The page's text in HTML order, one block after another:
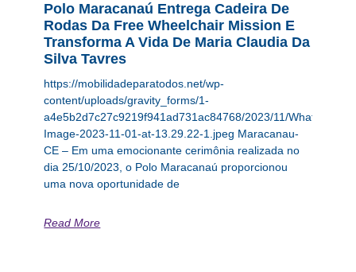
Polo Maracanaú Entrega Cadeira De
Rodas Da Free Wheelchair Mission E
Transforma A Vida De Maria Claudia Da
Silva Tavres
https://mobilidadeparatodos.net/wp-
content/uploads/gravity_forms/1-
a4e5b2d7c27c9219f941ad731ac84768/2023/11/WhatsApp-
Image-2023-11-01-at-13.29.22-1.jpeg Maracanau-
CE – Em uma emocionante cerimônia realizada no
dia 25/10/2023, o Polo Maracanaú proporcionou
uma nova oportunidade de
Read More